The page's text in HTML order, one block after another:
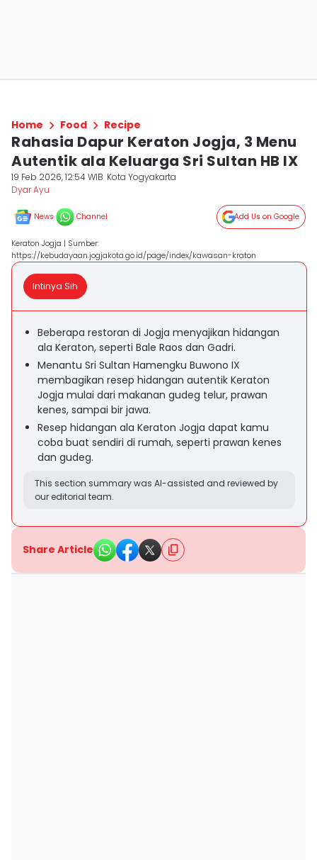
Home Food Recipe
Rahasia Dapur Keraton Jogja, 3 Menu
Autentik ala Keluarga Sri Sultan HB IX
19 Feb 2026, 12:54 WIB Kota Yogyakarta
Dyar Ayu
News Channel Add Us on Google
Keraton Jogja | Sumber:
https://kebudayaan.jogjakota.go.id/page/index/kawasan-kraton
Intinya Sih
Beberapa restoran di Jogja menyajikan hidangan
ala Keraton, seperti Bale Raos dan Gadri.
Menantu Sri Sultan Hamengku Buwono IX
membagikan resep hidangan autentik Keraton
Jogja mulai dari makanan gudeg telur, prawan
kenes, sampai bir jawa.
Resep hidangan ala Keraton Jogja dapat kamu
coba buat sendiri di rumah, seperti prawan kenes
dan gudeg.
This section summary was AI-assisted and reviewed by
our editorial team.
Share Article